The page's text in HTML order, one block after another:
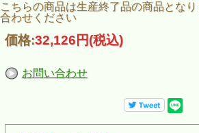
こちらの商品は生産終了品の商品とな
合わせください
価格:32,126円(税込)
お問い合わせ